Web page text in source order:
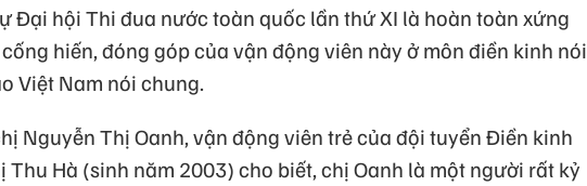
Đại hội Thi đua nước toàn quốc lần thứ XI là hoàn toàn xứng
hiến, đóng góp của vận động viên này ở môn điền kinh nói
Việt Nam nói chung.
Nguyễn Thị Oanh, vận động viên trẻ của đội tuyển Điền kinh
Thu Hà (sinh năm 2003) cho biết, chị Oanh là một người rất kỷ